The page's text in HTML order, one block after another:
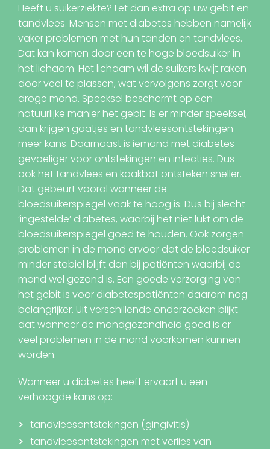
Heeft u suikerziekte? Let dan extra op uw gebit en
tandvlees. Mensen met diabetes hebben namelijk
vaker problemen met hun tanden en tandvlees.
Dat kan komen door een te hoge bloedsuiker in
het lichaam. Het lichaam wil de suikers kwijt raken
door veel te plassen, wat vervolgens zorgt voor
droge mond. Speeksel beschermt op een
natuurlijke manier het gebit. Is er minder speeksel,
dan krijgen gaatjes en tandvleesontstekingen
meer kans. Daarnaast is iemand met diabetes
gevoeliger voor ontstekingen en infecties. Dus
ook het tandvlees en kaakbot ontsteken sneller.
Dat gebeurt vooral wanneer de
bloedsuikerspiegel vaak te hoog is. Dus bij slecht
‘ingestelde’ diabetes, waarbij het niet lukt om de
bloedsuikerspiegel goed te houden. Ook zorgen
problemen in de mond ervoor dat de bloedsuiker
minder stabiel blijft dan bij patiënten waarbij de
mond wel gezond is. Een goede verzorging van
het gebit is voor diabetespatiënten daarom nog
belangrijker. Uit verschillende onderzoeken blijkt
dat wanneer de mondgezondheid goed is er
veel problemen in de mond voorkomen kunnen
worden.
Wanneer u diabetes heeft ervaart u een
verhoogde kans op:
tandvleesontstekingen (gingivitis)
tandvleesontstekingen met verlies van